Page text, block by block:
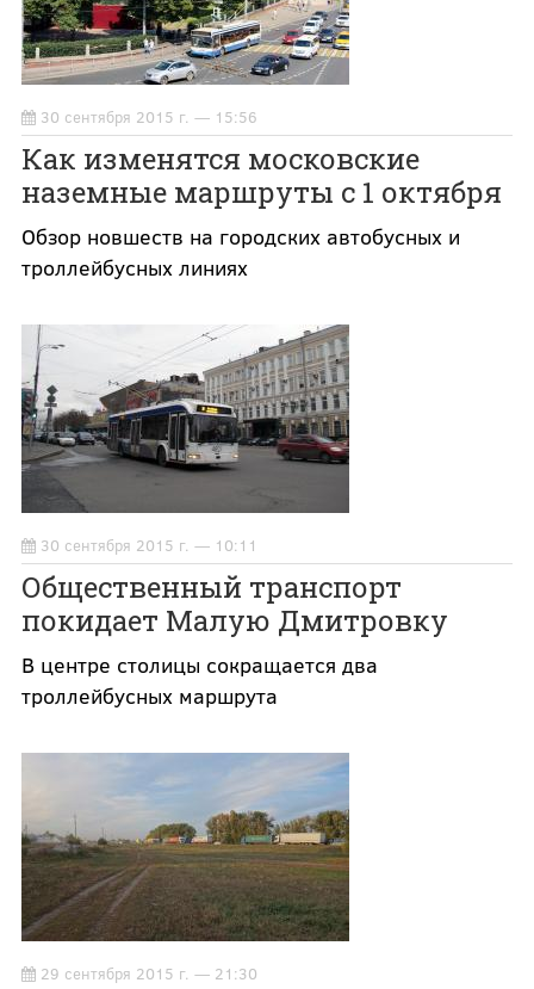
30 сентября 2015 г. — 15:56
Как изменятся московские
наземные маршруты с 1 октября
Обзор новшеств на городских автобусных и
троллейбусных линиях
30 сентября 2015 г. — 10:11
Общественный транспорт
покидает Малую Дмитровку
В центре столицы сокращается два
троллейбусных маршрута
29 сентября 2015 г. — 21:30